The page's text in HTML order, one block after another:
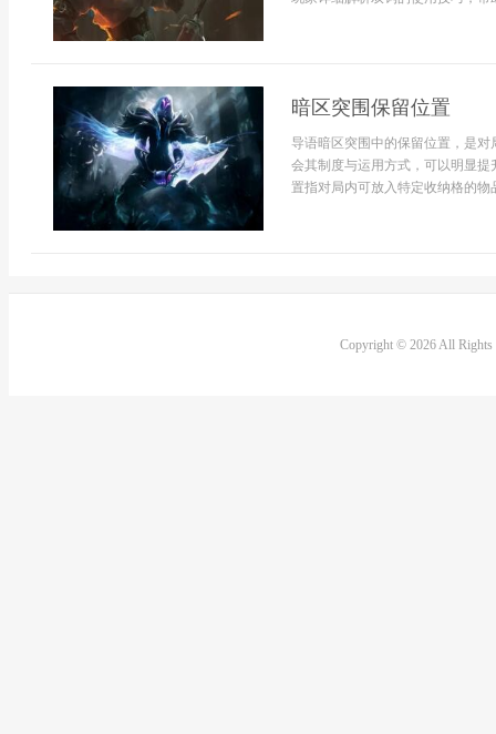
暗区突围保留位置
导语暗区突围中的保留位置，是
会其制度与运用方式，可以明显
置指对局内可放入特定收纳格的
Copyright © 2026 All